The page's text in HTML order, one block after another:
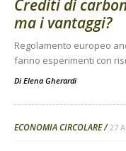
Crediti di
ma i vantaggi?
Regolamento europeo
fanno esperimenti con
Di Elena Gherardi
ECONOMIA CIRCOLARE 27